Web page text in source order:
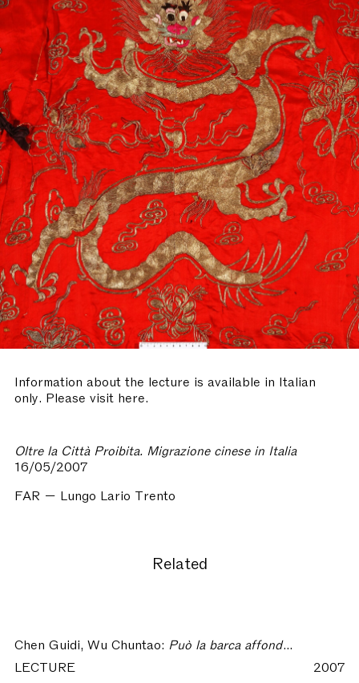
Information about the lecture is available in Italian
only. Please visit here.
Oltre la Città Proibita. Migrazione cinese in Italia
16/05/2007
FAR — Lungo Lario Trento
Related
Chen Guidi, Wu Chuntao: Può la barca affondare l’acqua? – Oltre la Città Proibita
LECTURE
2007